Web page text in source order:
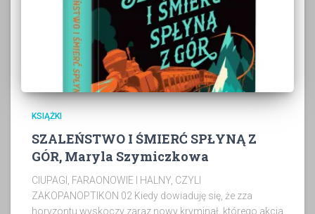
KSIĄŻKI
SZALEŃSTWO I ŚMIERĆ SPŁYNĄ Z
GÓR, Maryla Szymiczkowa
CIUPAGI, FARAONOWIE I HALNY, CZYLI
ZAKOPANOPTIKON 02 Kiedy dowiaduję się, że zza
horyzontu wyskoczy zaraz nowy kryminał, którego akcja